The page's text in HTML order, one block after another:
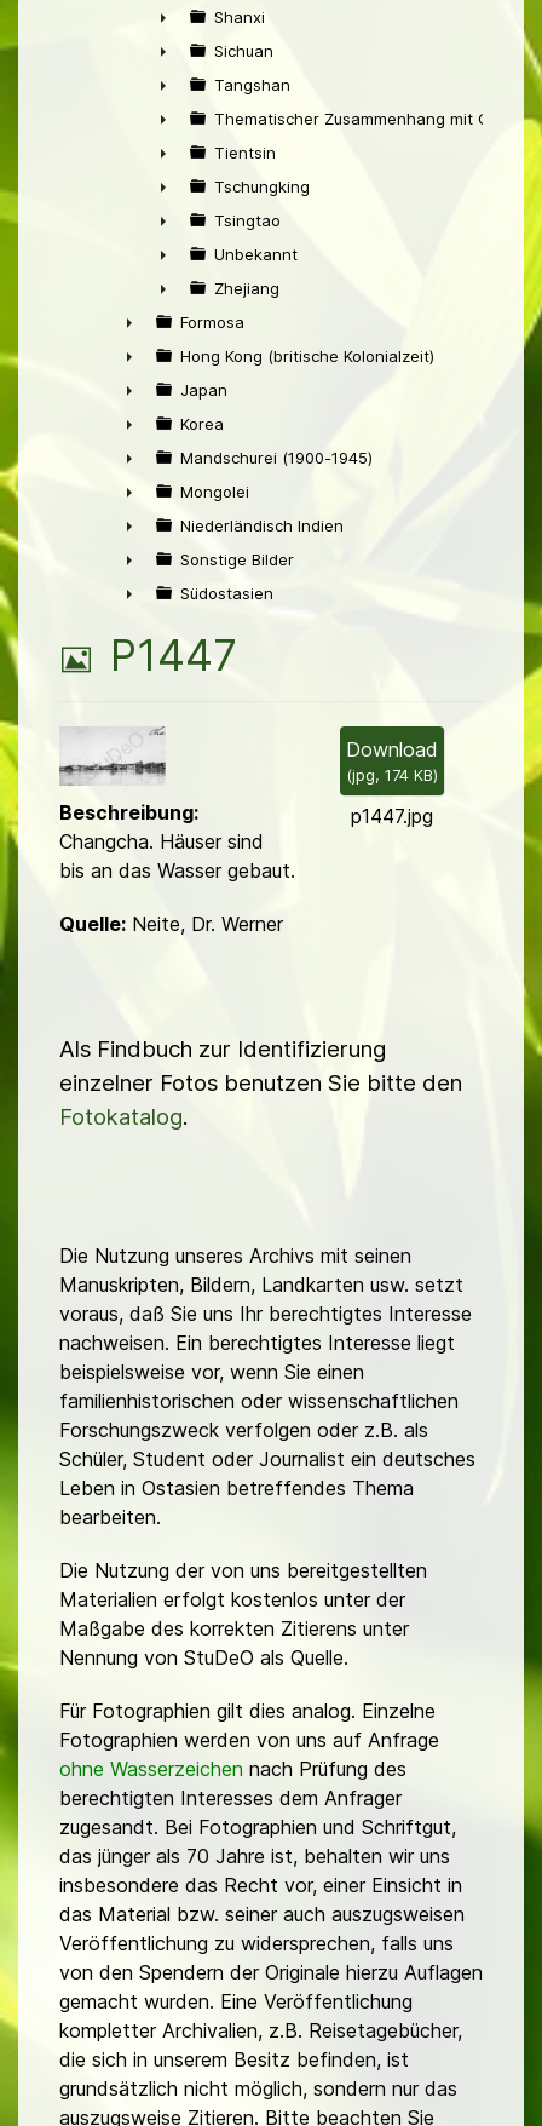
►
►
Shanxi
►
Sichuan
►
Tangshan
►
Thematischer Zusammenhang mit China
►
Tientsin
►
Tschungking
►
Tsingtao
►
Unbekannt
►
Zhejiang
►
Formosa
►
Hong Kong (britische Kolonialzeit)
►
Japan
►
Korea
►
Mandschurei (1900-1945)
►
Mongolei
►
Niederländisch Indien
►
Sonstige Bilder
Südostasien
B
l
d
P1447
Download
(jpg, 174 KB)
p1447.jpg
Beschreibung:
Changcha. Häuser sind
bis an das Wasser gebaut.
Quelle: Neite, Dr. Werner
Als Findbuch zur Identifizierung
einzelner Fotos benutzen Sie bitte den
Fotokatalog.
Die Nutzung unseres Archivs mit seinen
Manuskripten, Bildern, Landkarten usw. setzt
voraus, daß Sie uns Ihr berechtigtes Interesse
nachweisen. Ein berechtigtes Interesse liegt
beispielsweise vor, wenn Sie einen
familienhistorischen oder wissenschaftlichen
Forschungszweck verfolgen oder z.B. als
Schüler, Student oder Journalist ein deutsches
Leben in Ostasien betreffendes Thema
bearbeiten.
Die Nutzung der von uns bereitgestellten
Materialien erfolgt kostenlos unter der
Maßgabe des korrekten Zitierens unter
Nennung von StuDeO als Quelle.
Für Fotographien gilt dies analog. Einzelne
Fotographien werden von uns auf Anfrage
ohne Wasserzeichen nach Prüfung des
berechtigten Interesses dem Anfrager
zugesandt. Bei Fotographien und Schriftgut,
das jünger als 70 Jahre ist, behalten wir uns
insbesondere das Recht vor, einer Einsicht in
das Material bzw. seiner auch auszugsweisen
Veröffentlichung zu widersprechen, falls uns
von den Spendern der Originale hierzu Auflagen
gemacht wurden. Eine Veröffentlichung
kompletter Archivalien, z.B. Reisetagebücher,
die sich in unserem Besitz befinden, ist
grundsätzlich nicht möglich, sondern nur das
auszugsweise Zitieren. Bitte beachten Sie